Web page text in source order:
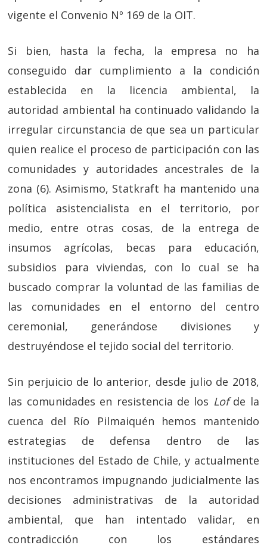
vigente el Convenio Nº 169 de la OIT.
Si bien, hasta la fecha, la empresa no ha
conseguido dar cumplimiento a la condición
establecida en la licencia ambiental, la
autoridad ambiental ha continuado validando la
irregular circunstancia de que sea un particular
quien realice el proceso de participación con las
comunidades y autoridades ancestrales de la
zona (6). Asimismo, Statkraft ha mantenido una
política asistencialista en el territorio, por
medio, entre otras cosas, de la entrega de
insumos agrícolas, becas para educación,
subsidios para viviendas, con lo cual se ha
buscado comprar la voluntad de las familias de
las comunidades en el entorno del centro
ceremonial, generándose divisiones y
destruyéndose el tejido social del territorio.
Sin perjuicio de lo anterior, desde julio de 2018,
las comunidades en resistencia de los Lofde la
cuenca del Río Pilmaiquén hemos mantenido
estrategias de defensa dentro de las
instituciones del Estado de Chile, y actualmente
nos encontramos impugnando judicialmente las
decisiones administrativas de la autoridad
ambiental, que han intentado validar, en
contradicción con los estándares